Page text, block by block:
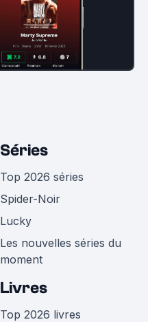
Séries
Top 2026 séries
Spider-Noir
Lucky
Les nouvelles séries du
moment
Livres
Top 2026 livres